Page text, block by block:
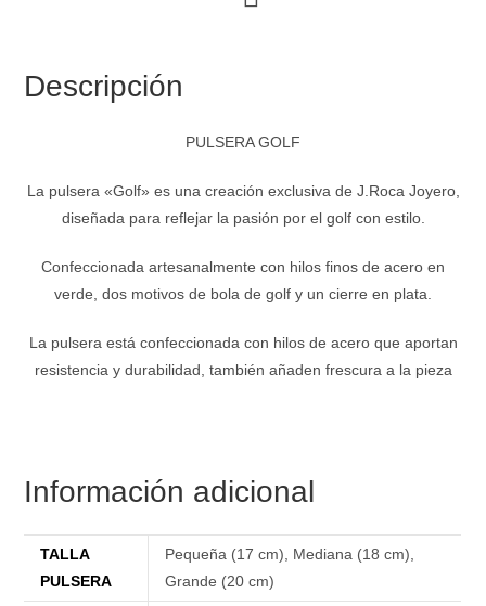
Descripción
PULSERA GOLF
La pulsera «Golf» es una creación exclusiva de J.Roca Joyero,
diseñada para reflejar la pasión por el golf con estilo.
Confeccionada artesanalmente con hilos finos de acero en
verde, dos motivos de bola de golf y un cierre en plata.
La pulsera está confeccionada con hilos de acero que aportan
resistencia y durabilidad, también añaden frescura a la pieza
Información adicional
TALLA
PULSERA
Pequeña (17 cm) Mediana (18 cm)
Grande (20 cm)